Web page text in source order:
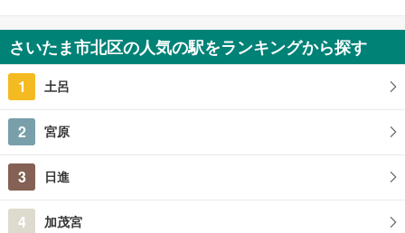
さいたま市北区の人気の駅をランキングから探す
1 土呂
2 宮原
3 日進
4 加茂宮